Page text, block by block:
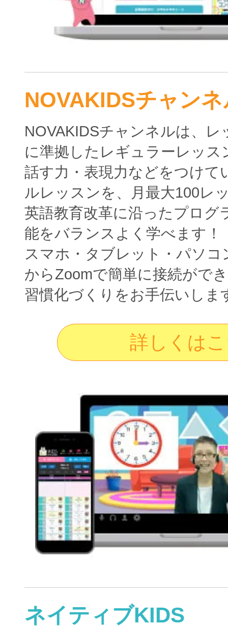
NOVAKIDSチャン
NOVAKIDSチャンネルは、
に準拠したレギュラーレッス
話す力・表現力などをつけて
ルレッスンを、月最大100レ
英語教育改革に沿ったプログ
能をバランスよく学べます！
スマホ・タブレット・パソ
からZoomで簡単に接続がで
習慣化づくりをお手伝いしま
詳しくは
ネイティブKIDS